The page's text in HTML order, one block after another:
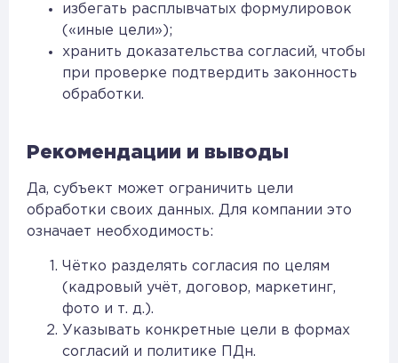
избегать расплывчатых формулировок
(«иные цели»);
хранить доказательства согласий, чтобы
при проверке подтвердить законность
обработки.
Рекомендации и выводы
Да, субъект может ограничить цели
обработки своих данных. Для компании это
означает необходимость:
Чётко разделять согласия по целям
(кадровый учёт, договор, маркетинг,
фото и т. д.).
Указывать конкретные цели в формах
согласий и политике ПДн.